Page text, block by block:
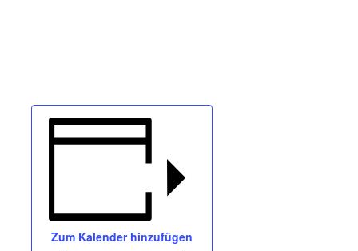
Zum Kalender hinzufügen